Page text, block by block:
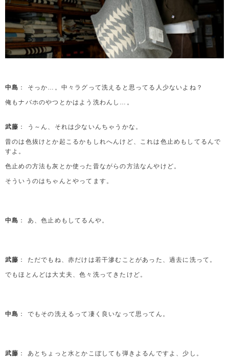
中島 ： そっか…。中々ラグって洗えると思ってる人少ないよね？
俺もナバホのやつとかはよう洗わんし…。
武藤 ： う～ん、それは少ないんちゃうかな。
昔のは色抜けとか起こるかもしれへんけど、これは色止めもしてるんで
すよ。
色止めの方法も灰とか使った昔ながらの方法なんやけど。
そういうのはちゃんとやってます。
中島 ： あ、色止めもしてるんや。
武藤 ： ただでもね、赤だけは若干滲むことがあった、過去に洗って。
でもほとんどは大丈夫、色々洗ってきたけど。
中島 ： でもその洗えるって凄く良いなって思ってん。
武藤 ： あとちょっと水とかこぼしても弾きよるんですよ、少し。